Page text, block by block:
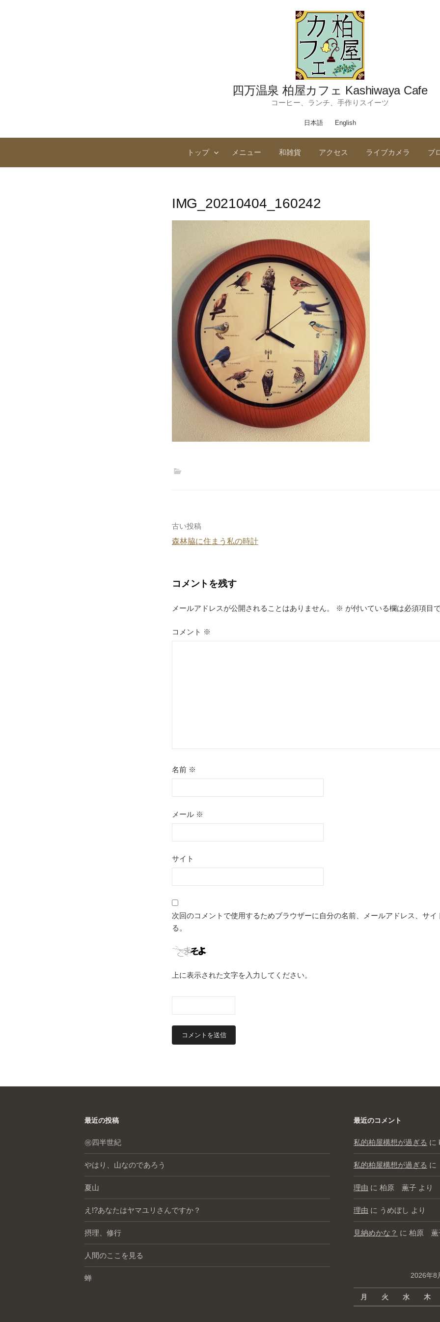
四万温泉 柏屋カフェ Kashiwaya Cafe
コーヒー、ランチ、手作りスイーツ
日本語 English
トップ メニュー 和雑貨 アクセス ライブカメラ ブ
IMG_20210404_160242
投
稿
ビ
ゲ
ー
古い投稿
森林脇に住まう私の時計
コメントを残す
メールアドレスが公開されることはありません。 ※ が付いている欄は必須項目
コメント ※
名前 ※
メール ※
サイト
次回のコメントで使用するためブラウザーに自分の名前、メールアドレス、サイ
る。
上に表示された文字を入力してください。
最近の投稿
㊗️四半世紀
やはり、山なのであろう
夏山
え!?あなたはヤマユリさんですか？
摂理、修行
人間のここを見る
蝉
最近のコメント
私的柏屋構想が過ぎる に
私的柏屋構想が過ぎる に
理由 に 柏原 薫子 より
理由 に うめぼし より
見納めかな？ に 柏原 薫
2026年8
月 火 水 木